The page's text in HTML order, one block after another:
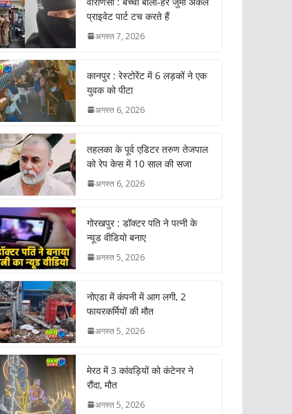
प्राइवेट पार्ट टच करते हैं
अगस्त 7, 2026
कानपुर : रेस्टोरेंट में 6 लड़कों ने एक
युवक को पीटा
अगस्त 6, 2026
तहलका के पूर्व एडिटर तरुण तेजपाल
को रेप केस में 10 साल की सजा
अगस्त 6, 2026
गोरखपुर : डॉक्टर पति ने पत्नी के
न्यूड वीडियो बनाए
अगस्त 5, 2026
नोएडा में कंपनी में आग लगी, 2
फायरकर्मियों की मौत
अगस्त 5, 2026
मेरठ में 3 कांवड़ियों को कंटेनर ने
रौंदा, मौत
अगस्त 5, 2026